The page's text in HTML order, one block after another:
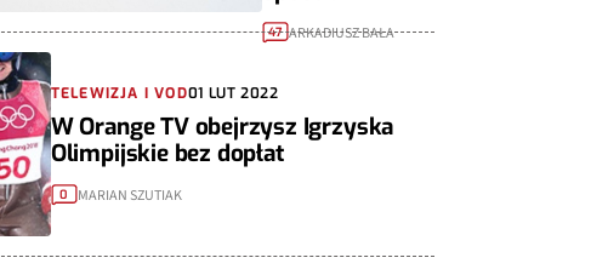
47 ARKADIUSZ BAŁA
TELEWIZJA I VOD01 LUT 2022
W Orange TV obejrzysz Igrzyska
Olimpijskie bez dopłat
0 MARIAN SZUTIAK